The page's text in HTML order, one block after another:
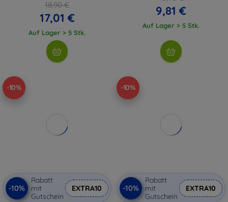
18,90 €
17,01 €
Auf Lager > 5 Stk.
9,81 €
Auf Lager > 5 Stk.
-10%
-10%
Rabatt
mit
Gutschein
EXTRA10
-10%
-10%
Rabatt
mit
Gutschein
EXTRA10